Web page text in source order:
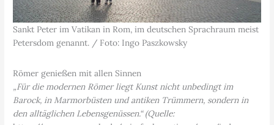
Sankt Peter im Vatikan in Rom, im deutschen Sprachraum meist
Petersdom genannt. / Foto: Ingo Paszkowsky
Römer genießen mit allen Sinnen
„Für die modernen Römer liegt Kunst nicht unbedingt im
Barock, in Marmorbüsten und antiken Trümmern, sondern in
den alltäglichen Lebensgenüssen.“ (Quelle: